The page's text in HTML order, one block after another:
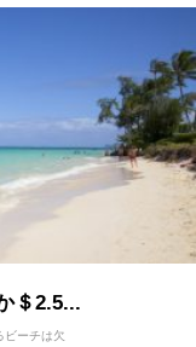
＄2.5...
ビーチは欠